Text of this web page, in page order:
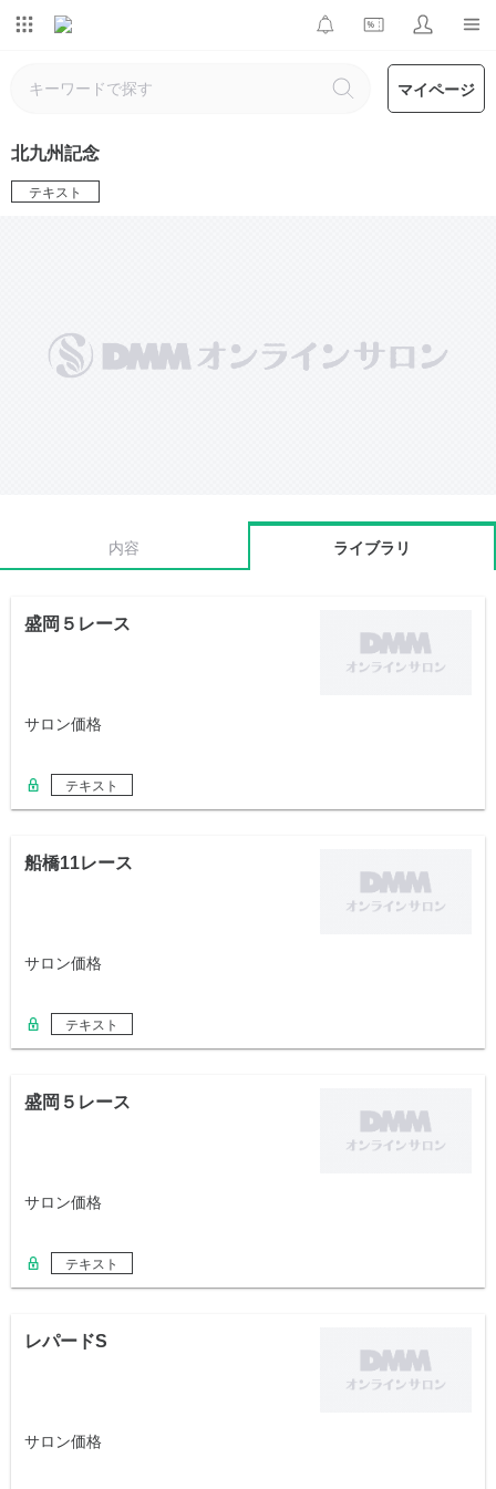
マイページ
北九州記念
テキスト
内容 ライブラリ
盛岡５レース
サロン価格
テキスト
船橋11レース
サロン価格
テキスト
盛岡５レース
サロン価格
テキスト
レパードS
サロン価格